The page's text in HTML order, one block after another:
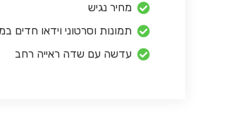
מחיר נגיש
תמונות וסרטוני וידאו חדים
עדשה עם שדה ראייה רחב